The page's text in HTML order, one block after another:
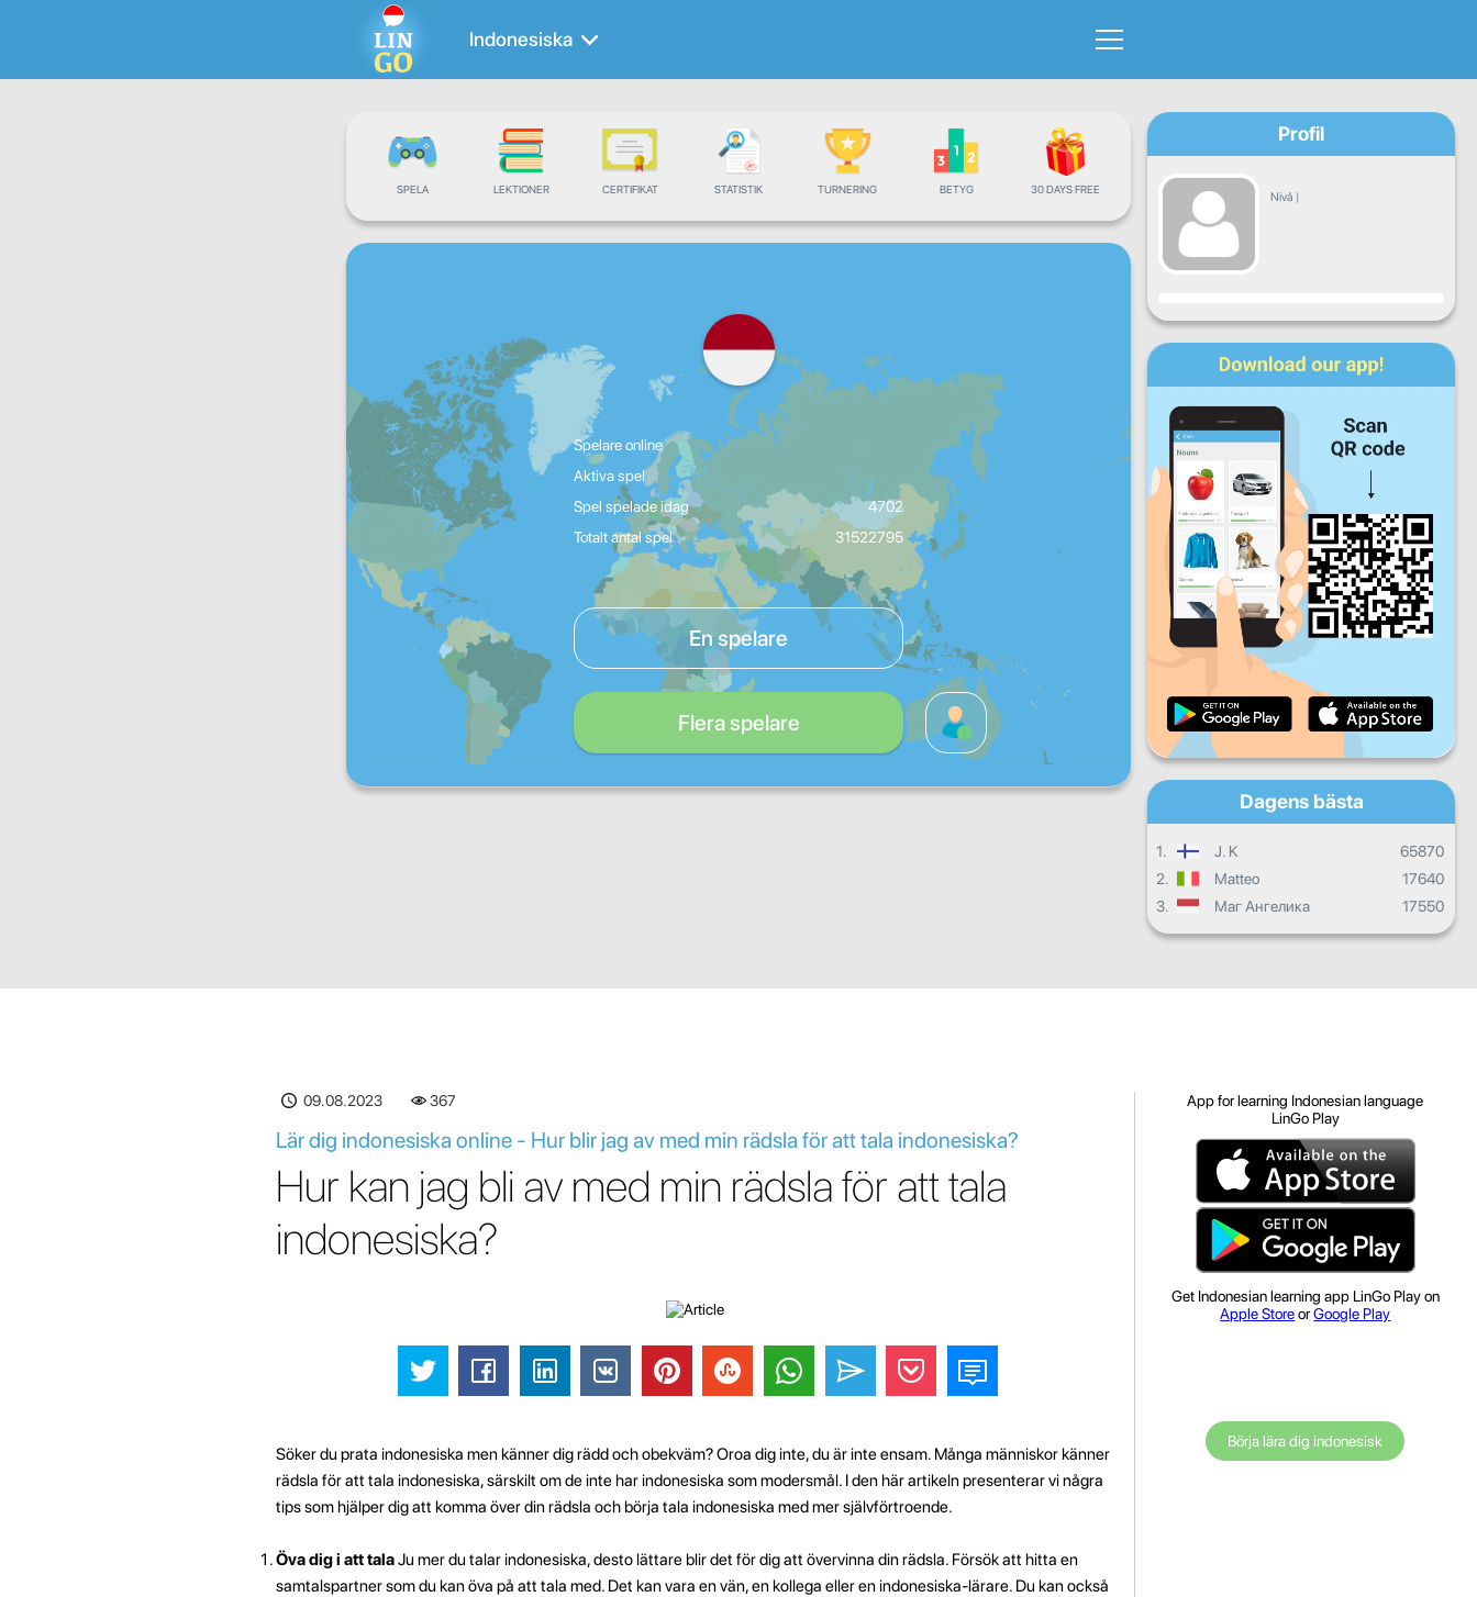
Indonesiska
SPELA LEKTIONER CERTIFIKAT STATISTIK TURNERING BETYG 30 DAYS FREE
Spelare online
Aktiva spel
Spel spelade idag
4702
Totalt antal spel
31522795
En spelare
Flera spelare
Profil
Nivå |
Framsteg
Mån Ons Tor
Lör Sön
Dagliga framsteg
Månatliga framsteg
Sammanlagda framsteg
Dagens bästa
1. J. K
65870
2.
Matteo
17640
3.
Маг Ангелика 17550
09.08.2023 367
Lär dig indonesiska online - Hur blir jag av med min rädsla för att tala indonesiska?
Hur kan jag bli av med min rädsla för att tala
indonesiska?
Söker du prata indonesiska men känner dig rädd och obekväm? Oroa dig inte, du är inte ensam. Många människor känner
rädsla för att tala indonesiska, särskilt om de inte har indonesiska som modersmål. I den här artikeln presenterar vi några
tips som hjälper dig att komma över din rädsla och börja tala indonesiska med mer självförtroende.
Öva dig i att talaJu mer du talar indonesiska, desto lättare blir det för dig att övervinna din rädsla. Försök att hitta en
samtalspartner som du kan öva på att tala med. Det kan vara en vän, en kollega eller en indonesiska-lärare. Du kan också
App for learning Indonesian language
LinGo Play
Get Indonesian learning app LinGo Play on
Apple StoreorGoogle Play
Börja lära dig indonesisk